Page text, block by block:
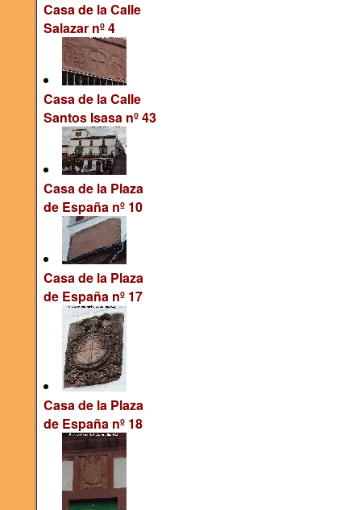
Casa de la Calle
Salazar nº 4
Casa de la Calle
Santos Isasa nº 43
Casa de la Plaza
de España nº 10
Casa de la Plaza
de España nº 17
Casa de la Plaza
de España nº 18